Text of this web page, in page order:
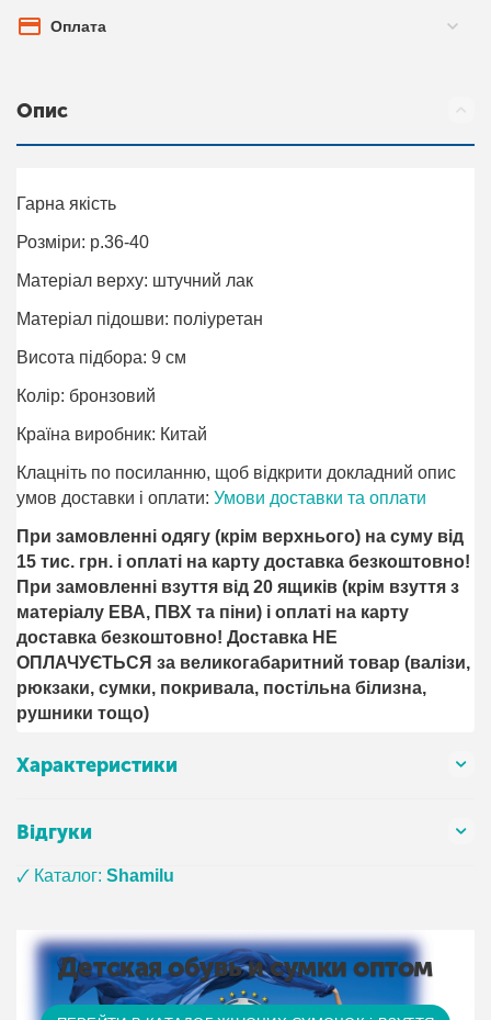
Оплата
Опис
Гарна якість
Розміри: р.36-40
Матеріал верху: штучний лак
Матеріал підошви: поліурeтан
Висота підбора: 9 см
Колір: бронзовий
Країна виробник: Китай
Клацніть по посиланню, щоб відкрити докладний опис
умов доставки і оплати:Умови доставки та оплати
При замовленні одягу (крім верхнього) на суму від
15 тис. грн. і оплаті на карту доставка безкоштовно!
При замовленні взуття від 20 ящиків (крім взуття з
матеріалу ЕВА, ПВХ та піни) і оплаті на карту
доставка безкоштовно! Доставка НЕ ​​
ОПЛАЧУЄТЬСЯ за великогабаритний товар (валізи,
рюкзаки, сумки, покривала, постільна білизна,
рушники тощо)
Характеристики
Відгуки
🗸 Каталог:Shamilu
Детская обувь и сумки оптом